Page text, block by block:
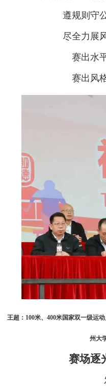
遵规则守
尽全力展
赛出水
赛出风
王超：100米、400米国家双一级运
州大
赛场逐